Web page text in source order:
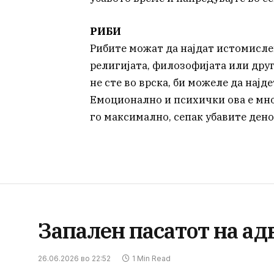
РИБИ
Рибите можат да најдат
религијата, филозофијата или
не сте во врска, би можеле да
Емоционално и психички ова е
го максимално, сепак убавите
Запален пасатот на
26.06.2026 во 22:52 1 Min Read